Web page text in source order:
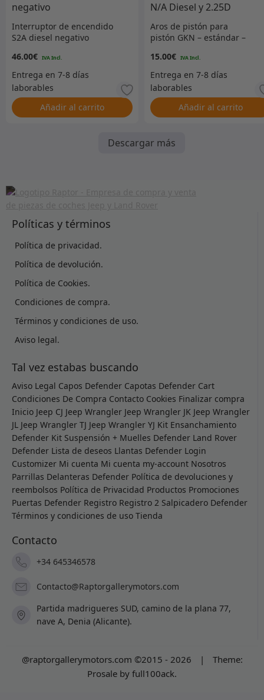
Interruptor de encendido
S2A diesel negativo
46.00€
Añadir al carrito
Aros de pistón para
pistón GKN – estándar –
15.00€
Añadir al carrito
Descargar más
Políticas y términos
Política de privacidad.
Política de devolución.
Política de Cookies.
Condiciones de compra.
Términos y condiciones de uso.
Aviso legal.
Tal vez estabas buscando
Aviso Legal Capos Defender Capotas Defender Cart
Condiciones De Compra Contacto Cookies Finalizar compra
Inicio Jeep CJ Jeep Wrangler Jeep Wrangler JK Jeep Wrangler
JL Jeep Wrangler TJ Jeep Wrangler YJ Kit Ensanchamiento
Defender Kit Suspensión + Muelles Defender Land Rover
Defender Lista de deseos Llantas Defender Login
Customizer Mi cuenta Mi cuenta my-account Nosotros
Parrillas Delanteras Defender Política de devoluciones y
reembolsos Política de Privacidad Productos Promociones
Puertas Defender Registro Registro 2 Salpicadero Defender
Términos y condiciones de uso Tienda
Contacto
+34 645346578
Contacto@Raptorgallerymotors.com
Partida madrigueres SUD, camino de la plana 77,
nave A, Denia (Alicante).
@raptorgallerymotors.com ©2015 - 2026 |
Theme:
Prosale by full100ack.